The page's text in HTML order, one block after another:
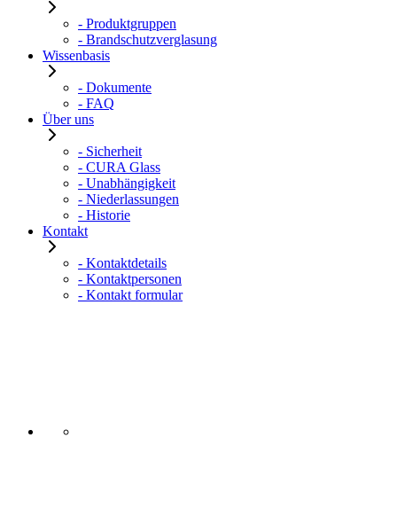
- Produktgruppen
- Brandschutzverglasung
Wissenbasis
- Dokumente
- FAQ
Über uns
- Sicherheit
- CURA Glass
- Unabhängigkeit
- Niederlassungen
- Historie
Kontakt
- Kontaktdetails
- Kontaktpersonen
- Kontakt formular